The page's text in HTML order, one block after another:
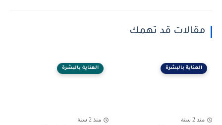
مقالات قد تهمك
العناية بالبشرة
منذ 2 سنة
العناية بالبشرة
منذ 2 سنة